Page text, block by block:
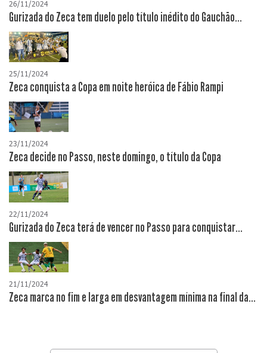
26/11/2024
Gurizada do Zeca tem duelo pelo título inédito do Gauchão...
25/11/2024
Zeca conquista a Copa em noite heróica de Fábio Rampi
23/11/2024
Zeca decide no Passo, neste domingo, o título da Copa
22/11/2024
Gurizada do Zeca terá de vencer no Passo para conquistar...
21/11/2024
Zeca marca no fim e larga em desvantagem mínima na final da...